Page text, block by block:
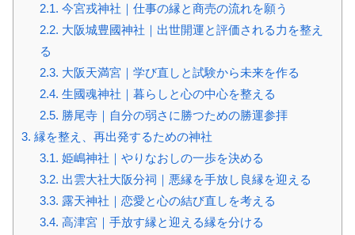
2.1. 今宮戎神社｜仕事の縁と商売の流れを願う
2.2. 大阪城豊國神社｜出世開運と評価される力を整え
る
2.3. 大阪天満宮｜学び直しと試験から未来を作る
2.4. 生國魂神社｜暮らしと心の中心を整える
2.5. 勝尾寺｜自分の弱さに勝つための勝運参拝
3. 縁を整え、再出発するための神社
3.1. 姫嶋神社｜やりなおしの一歩を決める
3.2. 出雲大社大阪分祠｜悪縁を手放し良縁を迎える
3.3. 露天神社｜恋愛と心の結び直しを考える
3.4. 高津宮｜手放す縁と迎える縁を分ける